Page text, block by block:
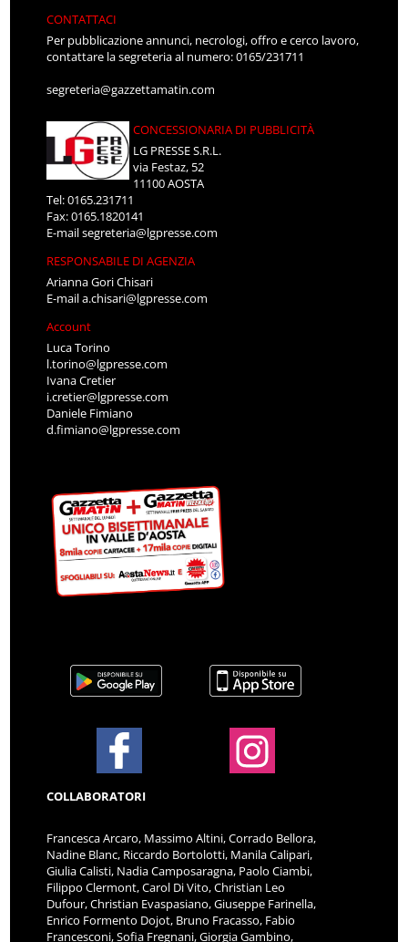
CONTATTACI
Per pubblicazione annunci, necrologi, offro e cerco lavoro,
contattare la segreteria al numero: 0165/231711
segreteria@gazzettamatin.com
CONCESSIONARIA DI PUBBLICITÀ
LG PRESSE S.R.L.
via Festaz, 52
11100 AOSTA
Tel: 0165.231711
Fax: 0165.1820141
E-mailsegreteria@lgpresse.com
RESPONSABILE DI AGENZIA
Arianna Gori Chisari
E-maila.chisari@lgpresse.com
Account
Luca Torino
l.torino@lgpresse.com
Ivana Cretier
i.cretier@lgpresse.com
Daniele Fimiano
d.fimiano@lgpresse.com
COLLABORATORI
Francesca Arcaro, Massimo Altini, Corrado Bellora,
Nadine Blanc, Riccardo Bortolotti, Manila Calipari,
Giulia Calisti, Nadia Camposaragna, Paolo Ciambi,
Filippo Clermont, Carol Di Vito, Christian Leo
Dufour, Christian Evaspasiano, Giuseppe Farinella,
Enrico Formento Dojot, Bruno Fracasso, Fabio
Francesconi, Sofia Fregnani, Giorgia Gambino,